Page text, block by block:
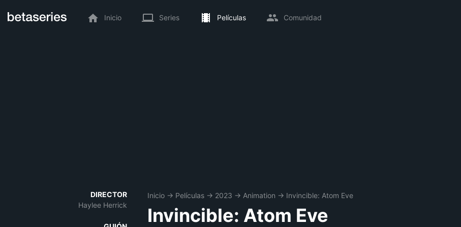
Inicio Series Películas Comunidad
DIRECTOR
Haylee Herrick
Inicio → Películas → 2023 → Animation → Invincible: Atom Eve
Invincible: Atom Eve